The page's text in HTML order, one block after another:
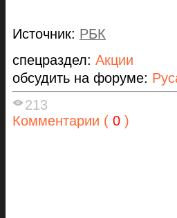
Источник: РБК
спецраздел: Акции
обсудить на форуме:
213
Комментарии ( 0 )